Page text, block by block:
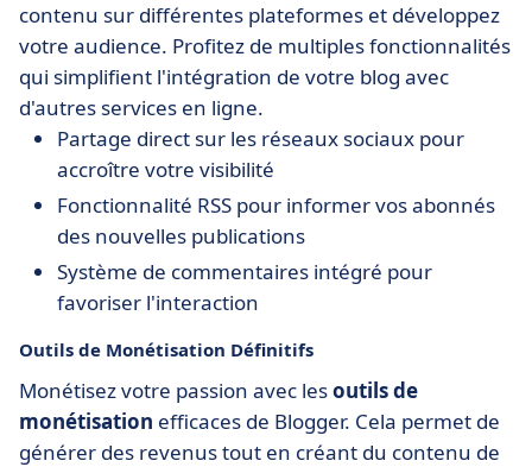
contenu sur différentes plateformes et développez
votre audience. Profitez de multiples fonctionnalités
qui simplifient l'intégration de votre blog avec
d'autres services en ligne.
Partage direct sur les réseaux sociaux pour
accroître votre visibilité
Fonctionnalité RSS pour informer vos abonnés
des nouvelles publications
Système de commentaires intégré pour
favoriser l'interaction
Outils de Monétisation Définitifs
Monétisez votre passion avec lesoutils de
monétisation efficaces de Blogger. Cela permet de
générer des revenus tout en créant du contenu de